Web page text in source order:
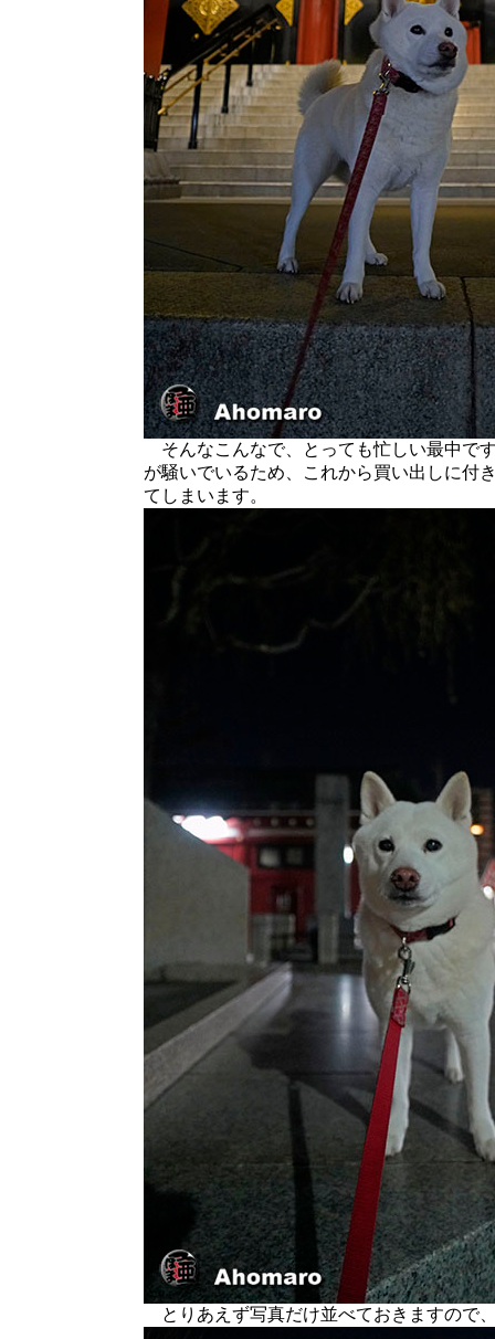
そんなこんなで、とっても忙しい最中で
が騒いでいるため、これから買い出しに付
てしまいます。
とりあえず写真だけ並べておきますので